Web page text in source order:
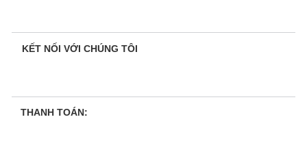
KẾT NỐI VỚI CHÚNG TÔI
THANH TOÁN: